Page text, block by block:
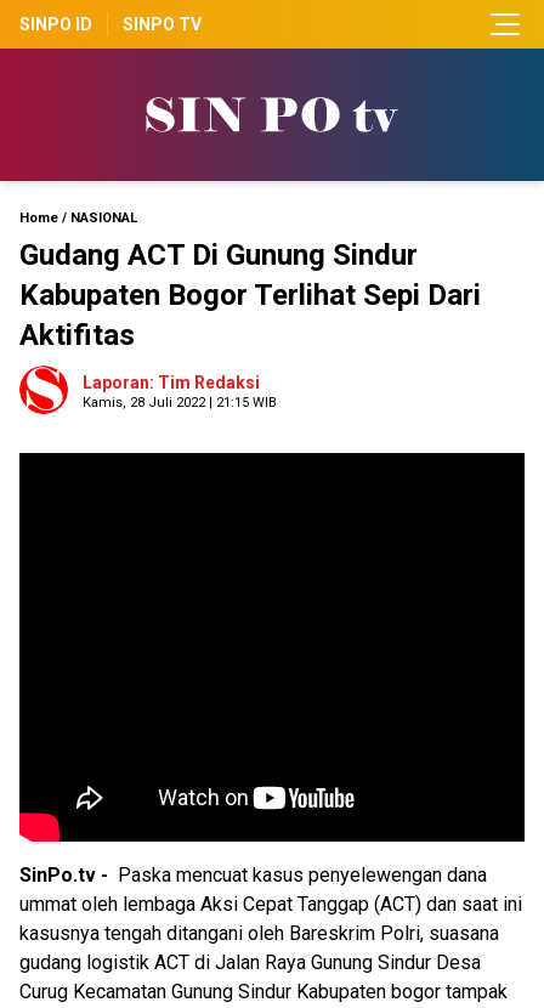
SINPO ID SINPO TV
Home / NASIONAL
Gudang ACT Di Gunung Sindur
Kabupaten Bogor Terlihat Sepi Dari
Aktifitas
Laporan: Tim Redaksi
Kamis, 28 Juli 2022 | 21:15 WIB
SinPo.tv -
Paska mencuat kasus penyelewengan dana
ummat oleh lembaga Aksi Cepat Tanggap (ACT) dan saat ini
kasusnya tengah ditangani oleh Bareskrim Polri, suasana
gudang logistik ACT di Jalan Raya Gunung Sindur Desa
Curug Kecamatan Gunung Sindur Kabupaten bogor tampak